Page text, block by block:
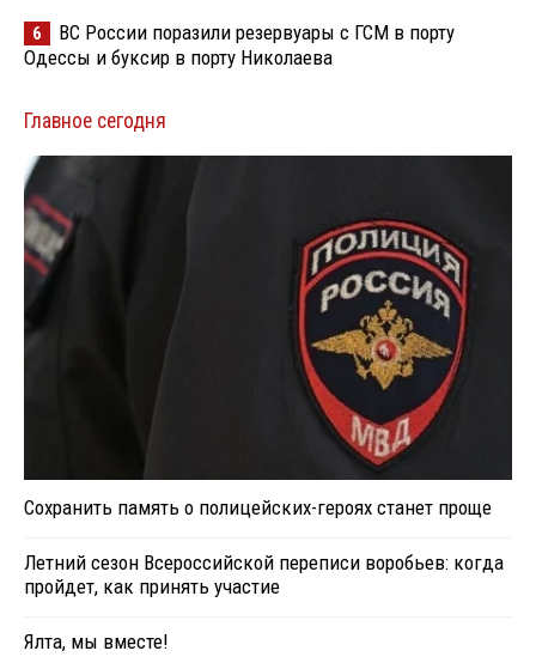
6
ВС России поразили резервуары с ГСМ в порту
Одессы и буксир в порту Николаева
Главное сегодня
Сохранить память о полицейских-героях станет проще
Летний сезон Всероссийской переписи воробьев: когда
пройдет, как принять участие
Ялта, мы вместе!